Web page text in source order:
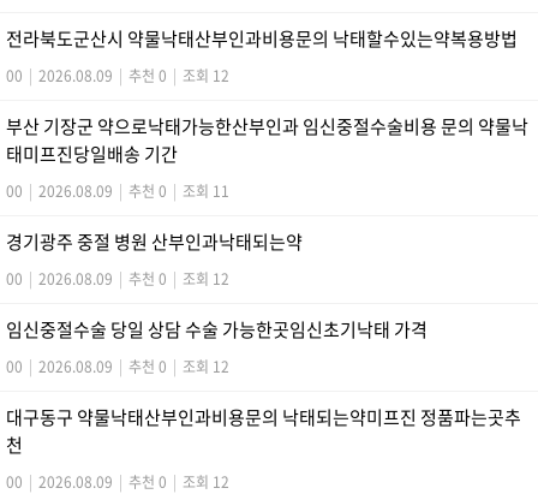
전라북도군산시 약물낙태산부인과비용문의 낙태할수있는약복용방법
00 | 2026.08.09 | 추천 0 | 조회 12
부산 기장군 약으로낙태가능한산부인과 임신중절수술비용 문의 약물낙
태미프진당일배송 기간
00 | 2026.08.09 | 추천 0 | 조회 11
경기광주 중절 병원 산부인과낙­태되는약
00 | 2026.08.09 | 추천 0 | 조회 12
임신중절수술 당일 상담 수술 가능한곳임신초기낙­태 가격
00 | 2026.08.09 | 추천 0 | 조회 12
대구동구 약물낙태산부인과비용문의 낙태되는약미프진 정품파는곳추
천
00 | 2026.08.09 | 추천 0 | 조회 12